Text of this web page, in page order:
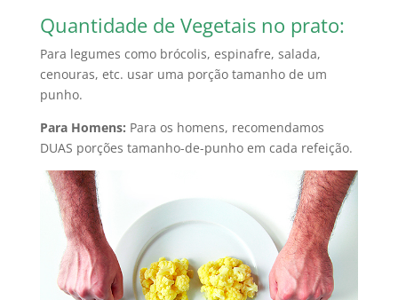
Quantidade de Vegetais no prato:
Para legumes como brócolis, espinafre, salada,
cenouras, etc. usar uma porção tamanho de um
punho.
Para Homens: Para os homens, recomendamos
DUAS porções tamanho-de-punho em cada refeição.